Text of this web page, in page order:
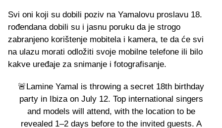
Svi oni koji su dobili poziv na Yamalovu proslavu 18.
rođendana dobili su i jasnu poruku da je strogo
zabranjeno korištenje mobitela i kamera, te da će svi
na ulazu morati odložiti svoje mobilne telefone ili bilo
kakve uređaje za snimanje i fotografisanje.
🚨Lamine Yamal is throwing a secret 18th birthday
party in Ibiza on July 12. Top international singers
and models will attend, with the location to be
revealed 1–2 days before to the invited guests. A